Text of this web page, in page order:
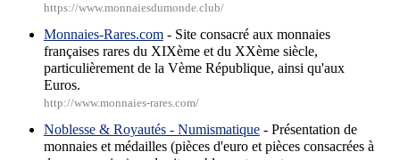
https://www.monnaiesdumonde.club/
Monnaies-Rares.com- Site consacré aux monnaies
françaises rares du XIXème et du XXème siècle,
particulièrement de la Vème République, ainsi qu'aux
Euros.
http://www.monnaies-rares.com/
Noblesse & Royautés - Numismatique- Présentation de
monnaies et médailles (pièces d'euro et pièces consacrées à